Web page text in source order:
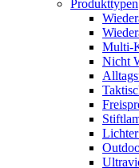
Produkttypen
Multi-
Nicht